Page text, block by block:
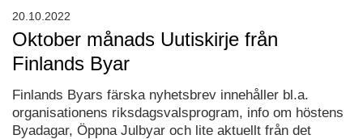
Oktober månads Uutiskirje från
Finlands Byar
Finlands Byars färska nyhetsbrev innehåller bl.a.
organisationens riksdagsvalsprogram, info om höstens
Byadagar, Öppna Julbyar och lite aktuellt från det
20.10.2022